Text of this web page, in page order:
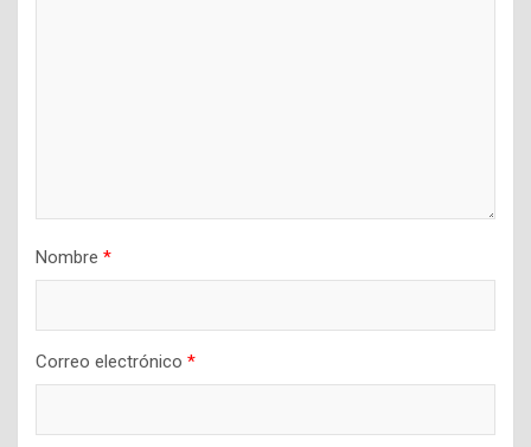
Nombre *
Correo electrónico *